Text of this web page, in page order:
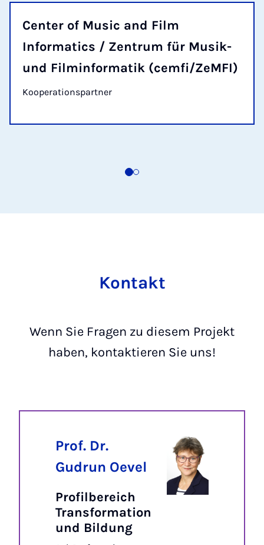
Center of Music and Film
Informatics / Zentrum für Musik-
und Filminformatik (cemfi/ZeMFI)
Kooperationspartner
Kontakt
Wenn Sie Fragen zu diesem Projekt
haben, kontaktieren Sie uns!
Prof. Dr.
Gudrun Oevel
Profilbereich
Transformation
und Bildung